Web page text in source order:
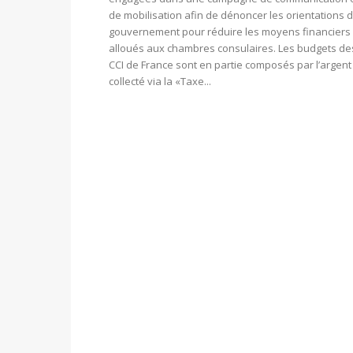
de mobilisation afin de dénoncer les orientations
gouvernement pour réduire les moyens financiers
alloués aux chambres consulaires. Les budgets
CCI de France sont en partie composés par l’argent
collecté via la «Taxe...